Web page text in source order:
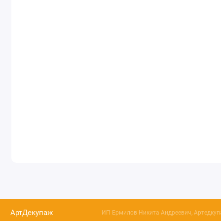
АртДекупаж ИП Ермилов Никита Андреевич,